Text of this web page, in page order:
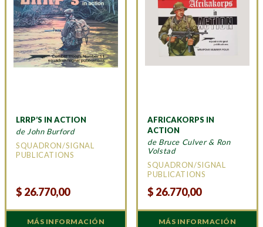
LRRP’S IN ACTION
de John Burford
SQUADRON/SIGNAL
PUBLICATIONS
$ 26.770,00
MÁS INFORMACIÓN
AFRICAKORPS IN
ACTION
de Bruce Culver & Ron
Volstad
SQUADRON/SIGNAL
PUBLICATIONS
$ 26.770,00
MÁS INFORMACIÓN